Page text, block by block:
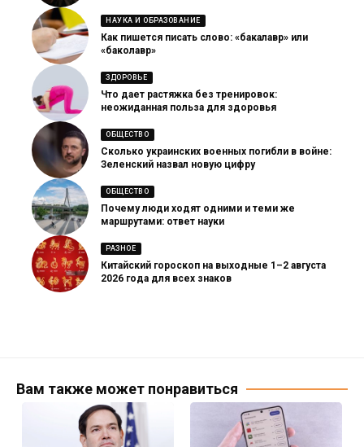
НАУКА И ОБРАЗОВАНИЕ
Как пишется писать слово: «бакалавр» или
«баколавр»
ЗДОРОВЬЕ
Что дает растяжка без тренировок:
неожиданная польза для здоровья
ОБЩЕСТВО
Сколько украинских военных погибли в войне:
Зеленский назвал новую цифру
ОБЩЕСТВО
Почему люди ходят одними и теми же
маршрутами: ответ науки
РАЗНОЕ
Китайский гороскоп на выходные 1–2 августа
2026 года для всех знаков
Вам также может понравиться